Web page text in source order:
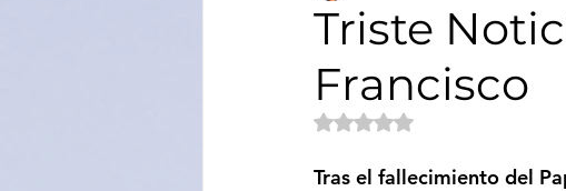
Medio ambiente Turismo
Sociedad Educación
Triste
Francisco
Obtuvo NaN de 5 estrellas.
Tras el fallecimiento del